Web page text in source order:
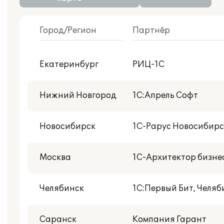
С публикациями
внедрений
Со статусом 1С:Центр
разработки
Город/Регион Партнёр
Екатеринбург РИЦ-1С
Нижний Новгород 1С:Апрель Софт
Новосибирск 1С-Рарус
Москва 1С-Архитектор
Челябинск 1С:Первый Бит,
Саранск Компания Гарант